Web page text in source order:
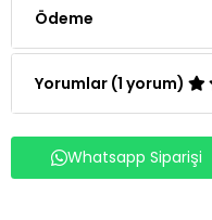
Ödeme
Yorumlar (1 yorum)